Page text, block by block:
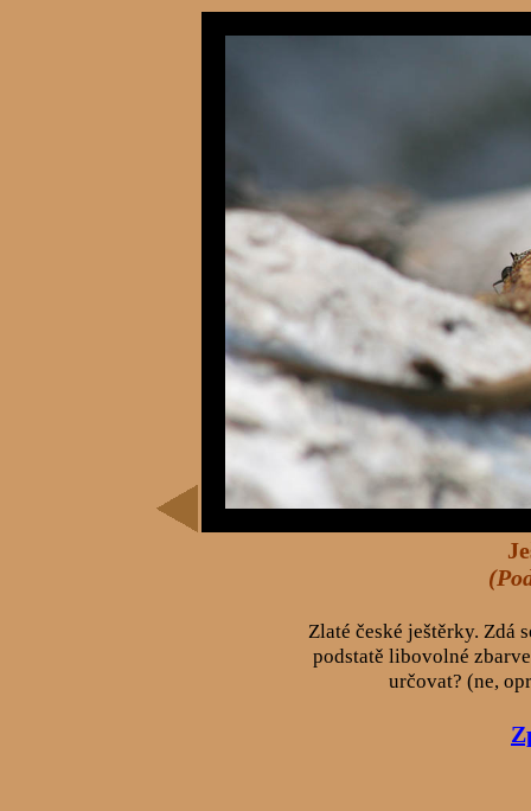
Zlaté české ještěrky. Zdá
podstatě libovolné
určovat? (ne,